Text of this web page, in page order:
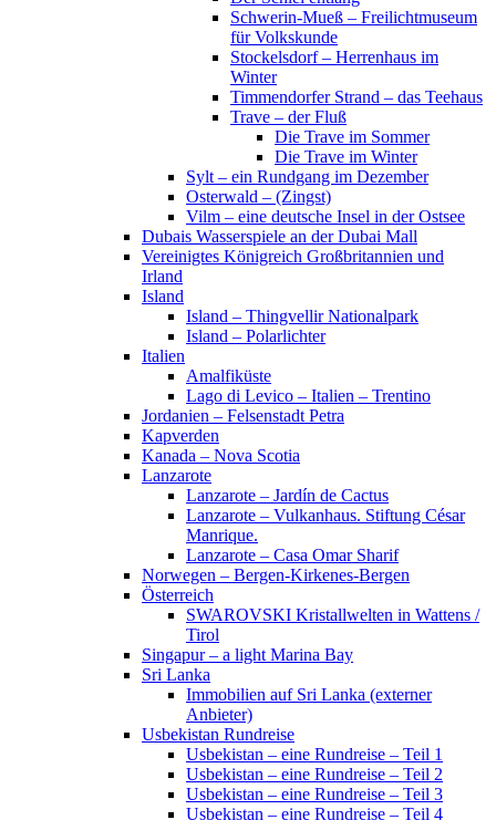
Schwerin-Mueß – Freilichtmuseum
für Volkskunde
Stockelsdorf – Herrenhaus im
Winter
Timmendorfer Strand – das Teehaus
Trave – der Fluß
Die Trave im Sommer
Die Trave im Winter
Sylt – ein Rundgang im Dezember
Osterwald – (Zingst)
Vilm – eine deutsche Insel in der Ostsee
Dubais Wasserspiele an der Dubai Mall
Vereinigtes Königreich Großbritannien und
Irland
Island
Island – Thingvellir Nationalpark
Island – Polarlichter
Italien
Amalfiküste
Lago di Levico – Italien – Trentino
Jordanien – Felsenstadt Petra
Kapverden
Kanada – Nova Scotia
Lanzarote
Lanzarote – Jardín de Cactus
Lanzarote – Vulkanhaus. Stiftung César
Manrique.
Lanzarote – Casa Omar Sharif
Norwegen – Bergen-Kirkenes-Bergen
Österreich
SWAROVSKI Kristallwelten in Wattens /
Tirol
Singapur – a light Marina Bay
Sri Lanka
Immobilien auf Sri Lanka (externer
Anbieter)
Usbekistan Rundreise
Usbekistan – eine Rundreise – Teil 1
Usbekistan – eine Rundreise – Teil 2
Usbekistan – eine Rundreise – Teil 3
Usbekistan – eine Rundreise – Teil 4